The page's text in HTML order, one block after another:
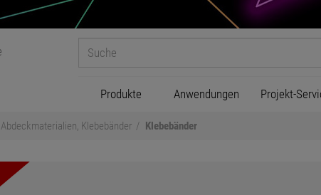
Produkte Anwendungen Projekt-
Abdeckmaterialien, Klebebänder Klebebänder